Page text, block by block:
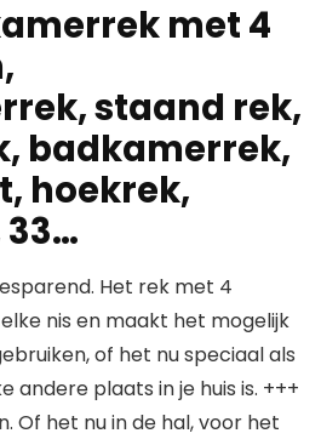
met 4
staand rek,
badkamerrek,
hoekrek,
Het rek met 4
nis en maakt het mogelijk
of het nu speciaal als
andere plaats in je huis is. +++
Of het nu in de hal, voor het